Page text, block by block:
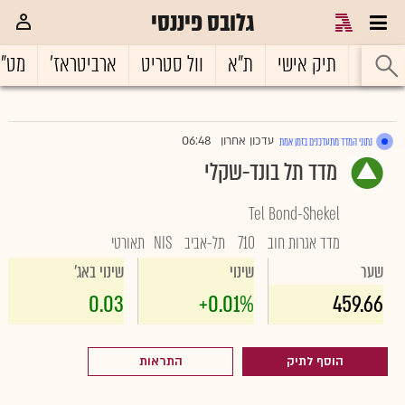
גלובס פיננסי
ראשי תיק אישי ת"א וול סטריט ארביטראז'
נתוני המדד מתעדכנים בזמן אמת| עדכון אחרון 06:48
מדד תל בונד-שקלי
Tel Bond-Shekel
מדד אגרות חוב 710 תל-אביב NIS תאורטי
שער
459.66
שינוי
+0.01%
שינוי באג'
0.03
הוסף לתיק התראות